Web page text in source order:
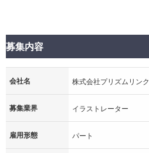
募集内容
会社名 株式会社プリズムリンク
募集業界 イラストレーター
雇用形態 パート